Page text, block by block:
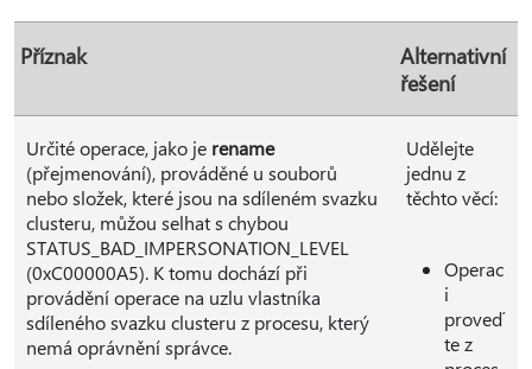
Příznak
Alternativní
řešení
Určité operace, jako je rename
(přejmenování), prováděné u souborů
nebo složek, které jsou na sdíleném svazku
clusteru, můžou selhat s chybou
STATUS_BAD_IMPERSONATION_LEVEL
(0xC00000A5). K tomu dochází při
provádění operace na uzlu vlastníka
sdíleného svazku clusteru z procesu, který
nemá oprávnění správce.
Udělejte
jednu z
těchto věcí:
Operac
i
proveď
te z